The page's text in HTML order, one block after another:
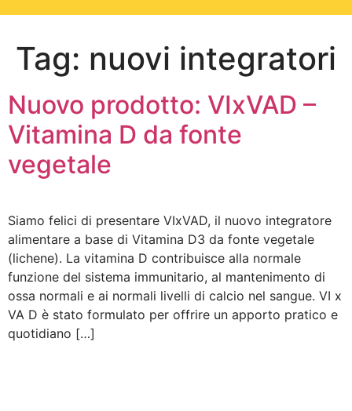
Tag: nuovi integratori
Nuovo prodotto: VIxVAD –
Vitamina D da fonte
vegetale
Siamo felici di presentare VIxVAD, il nuovo integratore
alimentare a base di Vitamina D3 da fonte vegetale
(lichene). La vitamina D contribuisce alla normale
funzione del sistema immunitario, al mantenimento di
ossa normali e ai normali livelli di calcio nel sangue. VI x
VA D è stato formulato per offrire un apporto pratico e
quotidiano […]